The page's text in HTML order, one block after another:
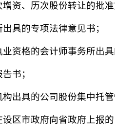
增资、历次股份转让的批
具的专项法律意见书；
业资格的会计师事务所出
书；
构出具的公司股份集中托
设区市政府向省政府上报